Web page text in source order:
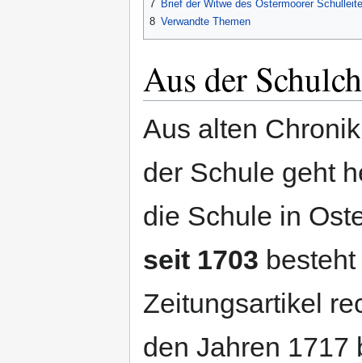
7 Brief der Witwe des Ostermoorer
8 Verwandte Themen
Aus der
Aus alten
der Schule geht
die Schule in
seit 1703
Zeitungsartikel
den Jahren 1717